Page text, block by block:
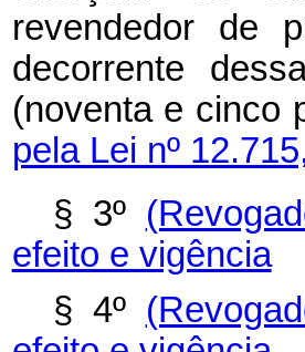
revendedor de
decorrente
(noventa e cinco
pela Lei nº
§ 3º
efeito e vigência
§ 4º